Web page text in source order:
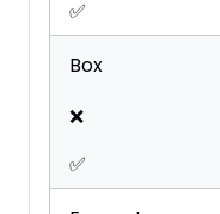
✅
Box
❌
✅